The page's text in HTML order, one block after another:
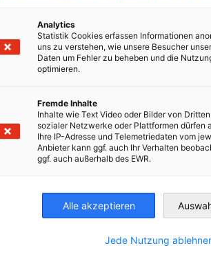
Analytics
Statistik Cookies erfassen Informationen
uns zu verstehen, wie unsere Besucher
Daten um Fehler zu beheben und die
optimieren.
Fremde Inhalte
Inhalte wie Text Video oder Bilder von
sozialer Netzwerke oder Plattformen dürfen
Ihre IP-Adresse und Telemetriedaten vom
Anbieter kann ggf. auch Ihr Verhalten
ggf. auch außerhalb des EWR.
Alle akzeptieren
Jede Nutzung